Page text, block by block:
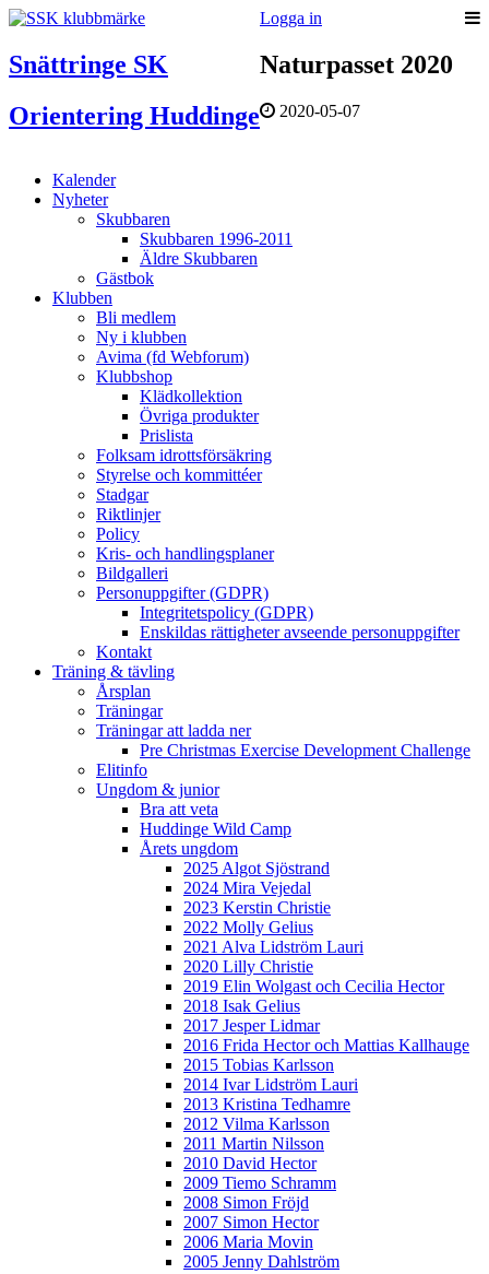
Logga in
Snättringe SK
Orientering Huddinge
Kalender
Nyheter
Skubbaren
Skubbaren 1996-2011
Äldre Skubbaren
Gästbok
Klubben
Bli medlem
Ny i klubben
Avima (fd Webforum)
Klubbshop
Klädkollektion
Övriga produkter
Prislista
Folksam idrottsförsäkring
Styrelse och kommittéer
Stadgar
Riktlinjer
Policy
Kris- och handlingsplaner
Bildgalleri
Personuppgifter (GDPR)
Integritetspolicy (GDPR)
Enskildas rättigheter avseende personuppgifter
Kontakt
Träning & tävling
Årsplan
Träningar
Träningar att ladda ner
Pre Christmas Exercise Development Challenge
Elitinfo
Ungdom & junior
Bra att veta
Huddinge Wild Camp
Årets ungdom
2025 Algot Sjöstrand
2024 Mira Vejedal
2023 Kerstin Christie
2022 Molly Gelius
2021 Alva Lidström Lauri
2020 Lilly Christie
2019 Elin Wolgast och Cecilia Hector
2018 Isak Gelius
2017 Jesper Lidmar
2016 Frida Hector och Mattias Kallhauge
2015 Tobias Karlsson
2014 Ivar Lidström Lauri
2013 Kristina Tedhamre
2012 Vilma Karlsson
2011 Martin Nilsson
2010 David Hector
2009 Tiemo Schramm
2008 Simon Fröjd
2007 Simon Hector
2006 Maria Movin
2005 Jenny Dahlström
Naturpasset 2020
2020-05-07